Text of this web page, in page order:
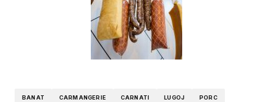
BANAT CARMANGERIE CARNATI LUGOJ PORC